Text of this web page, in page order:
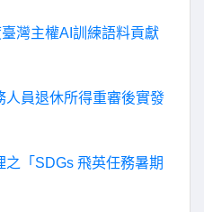
灣主權AI訓練語料貢獻
人員退休所得重審後實發
之「SDGs 飛英任務暑期